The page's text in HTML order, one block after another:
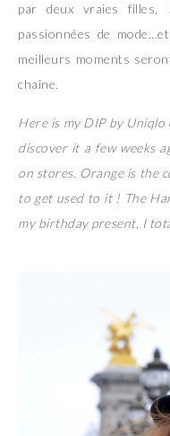
par deux vraies filles,
passionnées de
meilleurs moments
chaîne.
Here is my DIP by Uniqlo
discover it a few weeks
on stores. Orange is the
to get used to it ! The
my birthday present, I